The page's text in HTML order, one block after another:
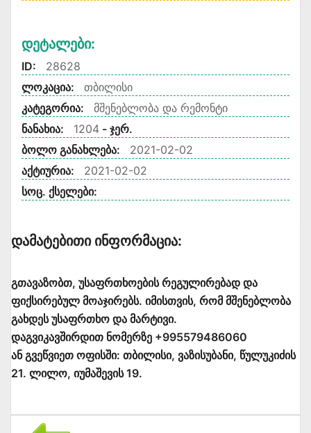
Დეტალები:
ID:
28628
ლოკაცია:
თბილისი
კატეგორია:
მშენებლობა და რემონტი
ნანახია:
1204 - ჯერ.
ბოლო განახლება:
2021-02-02
აქტიურია:
2021-02-02
სოც. ქსელები:
Დამატებითი Ინფორმაცია:
გთავაზობთ, უსაფრთხოების რეგულირებად და
ფიქსირებულ მოაჯირებს. იმისთვის, რომ მშენებლობა
გახდეს უსაფრთხო და მარტივი.
დაგვიკავშირდით ნომერზე +995579486060
ან გვეწვიეთ ოფისში: თბილისი, ვაზისუბანი, წულუკიძის
21. ლილო, იუმაშევის 19.